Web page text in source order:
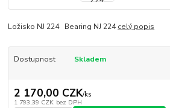
Ložisko NJ 224 Bearing NJ 224celý popis
Dostupnost Skladem
2 170,00 CZK/ks
1 793,39 CZK bez DPH